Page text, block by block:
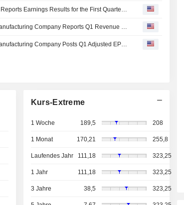
Modine Manufacturing Company Reports Earnings Results for the First Quarter Ended June 30, 2026
Earnings Flash (MOD) Modine Manufacturing Company Reports Q1 Revenue $874.1M, vs. FactSet Est of $878.7M
Earnings Flash (MOD) Modine Manufacturing Company Posts Q1 Adjusted EPS $1.53 per Share, vs. FactSet Est of $1.30
Kurs-Extreme
1 Woche 189,5 208
1 Monat 170,21 255,8
Laufendes Jahr 111,18 323,25
1 Jahr 111,18 323,25
3 Jahre 38,5 323,25